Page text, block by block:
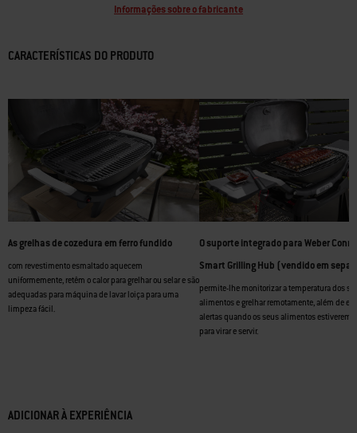
Informações sobre o fabricante
CARACTERÍSTICAS DO PRODUTO
As grelhas de cozedura em ferro fundido
com revestimento esmaltado aquecem
uniformemente, retêm o calor para grelhar ou selar e são
adequadas para máquina de lavar loiça para uma
limpeza fácil.
O suporte integrado para Weber
Smart Grilling Hub (vendido em
permite-lhe monitorizar a temperatura dos
alimentos e grelhar remotamente, além de
alertas quando os seus alimentos estiverem
para virar e servir.
ADICIONAR À EXPERIÊNCIA